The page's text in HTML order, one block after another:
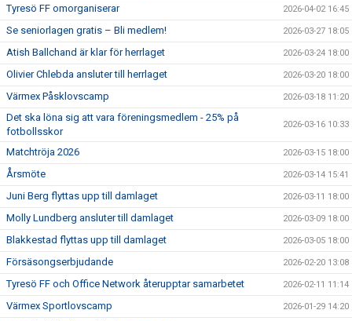
Tyresö FF omorganiserar 2026-04-02 16:45
Se seniorlagen gratis – Bli medlem! 2026-03-27 18:05
Atish Ballchand är klar för herrlaget 2026-03-24 18:00
Olivier Chlebda ansluter till herrlaget 2026-03-20 18:00
Värmex Påsklovscamp 2026-03-18 11:20
Det ska löna sig att vara föreningsmedlem - 25% på
fotbollsskor
2026-03-16 10:33
Matchtröja 2026 2026-03-15 18:00
Årsmöte 2026-03-14 15:41
Juni Berg flyttas upp till damlaget 2026-03-11 18:00
Molly Lundberg ansluter till damlaget 2026-03-09 18:00
Blakkestad flyttas upp till damlaget 2026-03-05 18:00
Försäsongserbjudande 2026-02-20 13:08
Tyresö FF och Office Network återupptar samarbetet 2026-02-11 11:14
Värmex Sportlovscamp 2026-01-29 14:20